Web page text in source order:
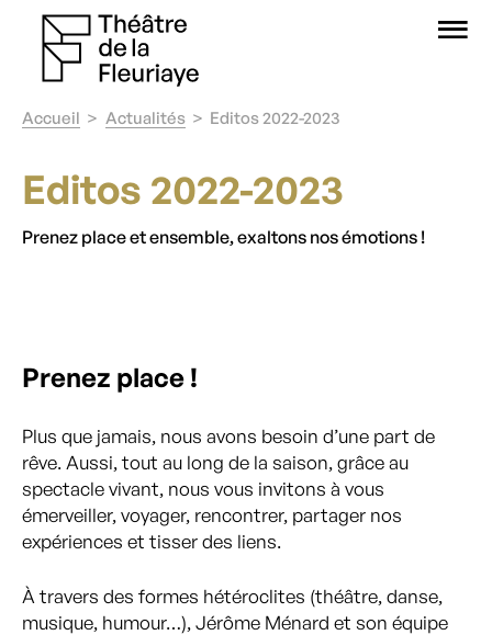
Accueil Actualités Editos 2022-2023
Editos 2022-2023
Prenez place et ensemble, exaltons nos émotions !
Prenez place !
Plus que jamais, nous avons besoin d’une part de
rêve. Aussi, tout au long de la saison, grâce au
spectacle vivant, nous vous invitons à vous
émerveiller, voyager, rencontrer, partager nos
expériences et tisser des liens.
À travers des formes hétéroclites (théâtre, danse,
musique, humour…), Jérôme Ménard et son équipe